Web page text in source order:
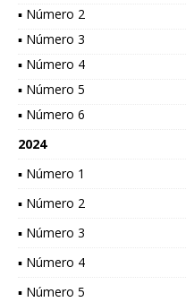
▪ Número 2
▪ Número 3
▪ Número 4
▪ Número 5
▪ Número 6
2024
▪ Número 1
▪ Número 2
▪ Número 3
▪ Número 4
▪ Número 5